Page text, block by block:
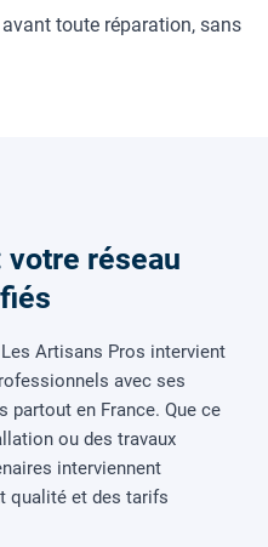
avant toute réparation, sans
réseau
Artisans Pros intervient
avec ses
en France. Que ce
ou des travaux
interviennent
qualité et des tarifs